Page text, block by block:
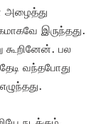
அழைத்து
இருந்தது.
பல
வந்தபோது